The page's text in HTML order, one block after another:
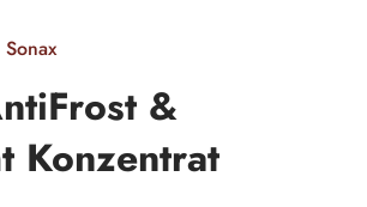
Sonax
&
Konzentrat